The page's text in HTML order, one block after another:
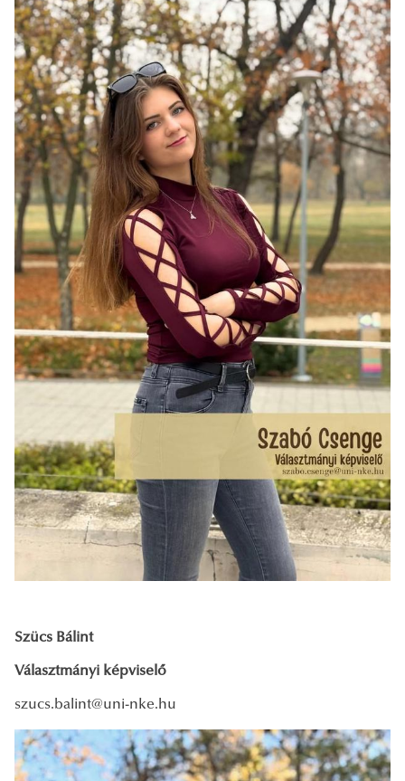
Szücs Bálint
Választmányi képviselő
szucs.balint@uni-nke.hu